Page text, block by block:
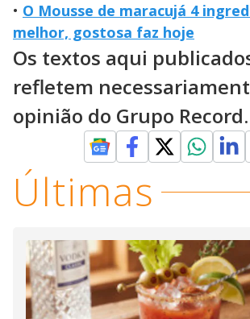
• O Mousse de maracujá 4
melhor, gostosa faz hoje
Os textos aqui
refletem
opinião do Grupo Record.
Últimas